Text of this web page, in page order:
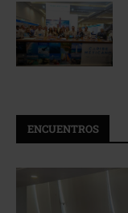
ENCUENTROS